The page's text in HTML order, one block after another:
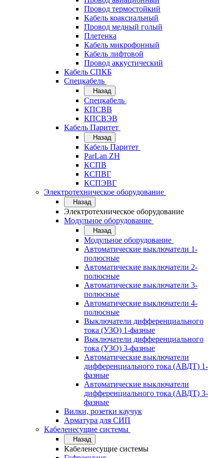
Провод термостойкий
Кабель коаксиальный
Провод медный голый
Плетенка
Кабель микрофонный
Кабель лифтовой
Провод аккустический
Кабель СПКБ
Спецкабель
Назад
Спецкабель
КПСВВ
КПСВЭВ
Кабель Паритет
Назад
Кабель Паритет
ParLan ZH
КСПВ
КСПВГ
КСПЭВГ
Электротехническое оборудование
Назад
Электротехническое оборудование
Модульное оборудование
Назад
Модульное оборудование
Автоматические выключатели 1-
полюсные
Автоматические выключатели 2-
полюсные
Автоматические выключатели 3-
полюсные
Автоматические выключатели 4-
полюсные
Выключатели дифференциального
тока (УЗО) 1-фазные
Выключатели дифференциального
тока (УЗО) 3-фазные
Автоматические выключатели
дифференциального тока (АВДТ) 1-
фазные
Автоматические выключатели
дифференциального тока (АВДТ) 3-
фазные
Вилки, розетки каучук
Арматура для СИП
Кабеленесущие системы
Назад
Кабеленесущие системы